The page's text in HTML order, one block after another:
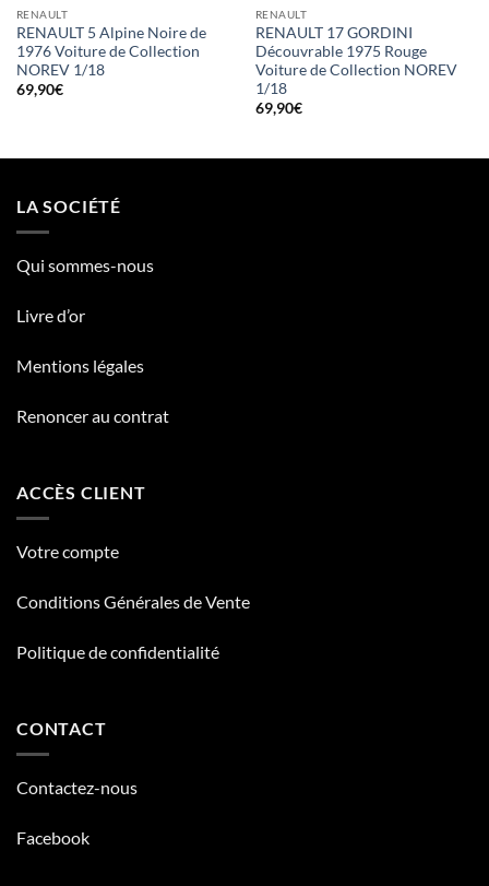
RENAULT
RENAULT 5 Alpine Noire de
1976 Voiture de Collection
NOREV 1/18
69,90€
RENAULT
RENAULT 17 GORDINI
Découvrable 1975 Rouge
Voiture de Collection NOREV
1/18
69,90€
LA SOCIÉTÉ
Qui sommes-nous
Livre d’or
Mentions légales
Renoncer au contrat
ACCÈS CLIENT
Votre compte
Conditions Générales de Vente
Politique de confidentialité
CONTACT
Contactez-nous
Facebook